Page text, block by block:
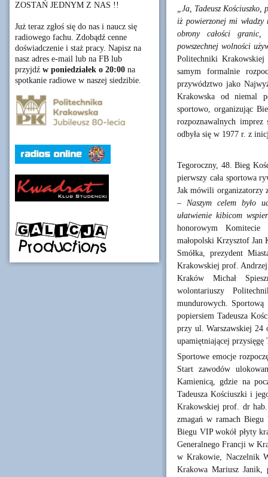
ZOSTAŃ JEDNYM Z NAS !!
Już teraz zgłoś się do nas i naucz się
radiowego fachu. Zdobądź cenne
doświadczenie i staż pracy. Napisz na
nasz adres e-mail lub na FB lub
przyjdź w poniedziałek o 20:00 na
spotkanie radiowe w naszej siedzibie.
„Ja, Tadeusz
iż powierzonej mi
obrony całości granic,
powszechnej wolności
Politechniki
samym formalnie
przywództwo jako
Krakowska od niemal
sportowo, organizując
rozpoznawalnych
odbyła się w 1977 r. z
Tegoroczny, 48. Bieg
pierwszy cała sportowa
Jak mówili organizatorzy
– Naszym celem było
ułatwienie kibicom
honorowym Komitecie
małopolski Krzysztof Jan
Smółka, prezydent
Krakowskiej prof.
Kraków Michał
wolontariuszy
mundurowych. Sportową
popiersiem Tadeusza
przy ul. Warszawskiej 24
upamiętniającej przysięgę
Sportowe emocje
Start zawodów
Kamienicą, gdzie na
Tadeusza Kościuszki i
Krakowskiej prof. dr hab.
zmagań w ramach
Biegu VIP wokół płyty
Generalnego Francji w
w Krakowie, Naczelnik
Krakowa Mariusz Janik,